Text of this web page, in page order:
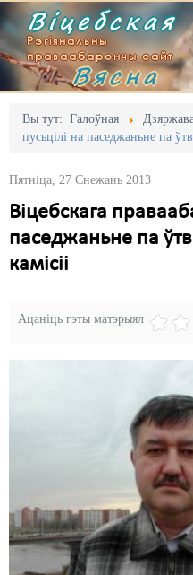
Віцебская
Рэгіянальны
праваабарончы сайт
Вясна
Вы тут: Галоўная
пусьцілі на паседжаньне па
Пятніца, 27 Снежань 2013
Віцебскага
паседжаньне па
камісіі
Ацаніць гэты матэрыял
Галоўная
Адміністрацыйны перасьлед
Безбар'ернае асяродзьдзе
Выбары
Грамадзянскія ініцыятывы
ЛПП
Мігранты
Выданьні
Кантакт
Пра нас
RSS